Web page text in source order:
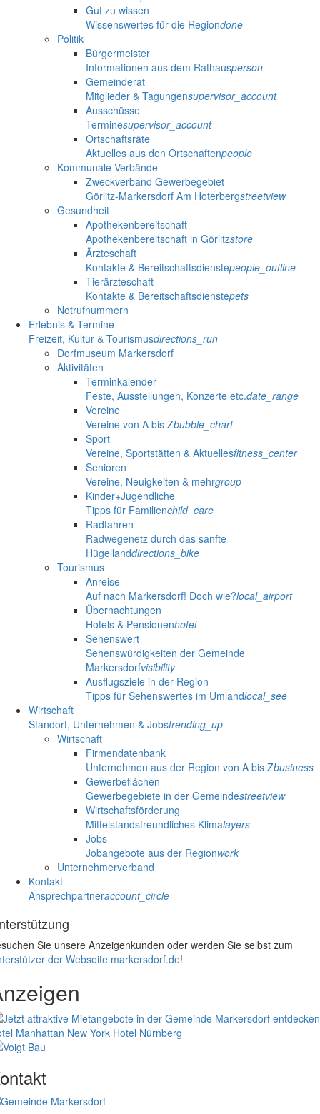
Gut zu wissen
Wissenswertes für die Regiondone
Politik
Bürgermeister
Informationen aus dem Rathausperson
Gemeinderat
Mitglieder & Tagungensupervisor_account
Ausschüsse
Terminesupervisor_account
Ortschaftsräte
Aktuelles aus den Ortschaftenpeople
Kommunale Verbände
Zweckverband Gewerbegebiet
Görlitz-Markersdorf Am Hoterbergstreetview
Gesundheit
Apothekenbereitschaft
Apothekenbereitschaft in Görlitzstore
Ärzteschaft
Kontakte & Bereitschaftsdienstepeople_outline
Tierärzteschaft
Kontakte & Bereitschaftsdienstepets
Notrufnummern
Erlebnis & Termine
Freizeit, Kultur & Tourismusdirections_run
Dorfmuseum Markersdorf
Aktivitäten
Terminkalender
Feste, Ausstellungen, Konzerte etc.date_range
Vereine
Vereine von A bis Zbubble_chart
Sport
Vereine, Sportstätten & Aktuellesfitness_center
Senioren
Vereine, Neuigkeiten & mehrgroup
Kinder+Jugendliche
Tipps für Familienchild_care
Radfahren
Radwegenetz durch das sanfte
Hügellanddirections_bike
Tourismus
Anreise
Auf nach Markersdorf! Doch wie?local_airport
Übernachtungen
Hotels & Pensionenhotel
Sehenswert
Sehenswürdigkeiten der Gemeinde
Markersdorfvisibility
Ausflugsziele in der Region
Tipps für Sehenswertes im Umlandlocal_see
Wirtschaft
Standort, Unternehmen & Jobstrending_up
Wirtschaft
Firmendatenbank
Unternehmen aus der Region von A bis Zbusiness
Gewerbeflächen
Gewerbegebiete in der Gemeindestreetview
Wirtschaftsförderung
Mittelstandsfreundliches Klimalayers
Jobs
Jobangebote aus der Regionwork
Unternehmerverband
Kontakt
Ansprechpartneraccount_circle
Sie unsere Anzeigenkunden oder werden Sie selbst zum
der Webseite markersdorf.de!
Manhattan New York Hotel Nürnberg